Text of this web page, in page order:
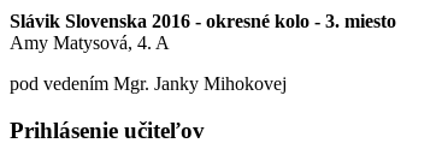
Slávik Slovenska 2016 - okresné kolo - 3. miesto
Amy Matysová, 4. A
pod vedením Mgr. Janky Mihokovej
Prihlásenie učiteľov